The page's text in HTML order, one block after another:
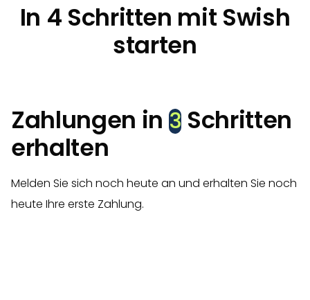
In 4 Schritten mit Swish
starten
Zahlungen in 3 Schritten
erhalten
Melden Sie sich noch heute an und erhalten Sie noch
heute Ihre erste Zahlung.